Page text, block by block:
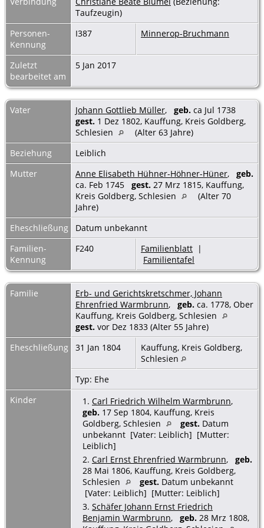
Taufzeugin)
Personen-
Kennung
I387 Minnerop-Bruchmann
Zuletzt
bearbeitet am
5 Jan 2017
Vater Johann Gottlieb Müller, geb. ca Jul 1738
gest. 1 Dez 1802, Kauffung, Kreis Goldberg,
Schlesien
(Alter 63 Jahre)
Beziehung
Leiblich
Mutter
Anne Elisabeth Hühner-Höhner-Hüner, geb.
ca. Feb 1745 gest. 27 Mrz 1815, Kauffung,
Kreis Goldberg, Schlesien
(Alter 70
Jahre)
Eheschließung
Datum unbekannt
Familien-
Kennung
F240 Familienblatt |
Familientafel
Familie
Erb- und Gerichtskretschmer, Johann
Ehrenfried Warmbrunn, geb. ca. 1778, Ober
Kauffung, Kreis Goldberg, Schlesien
gest. vor Dez 1833 (Alter 55 Jahre)
Eheschließung
31 Jan 1804
Kauffung, Kreis Goldberg,
Schlesien
Typ: Ehe
Kinder
1. Carl Friedrich Wilhelm Warmbrunn,
geb. 17 Sep 1804, Kauffung, Kreis
Goldberg, Schlesien
gest. Datum
unbekannt [Vater: Leiblich] [Mutter:
Leiblich]
2. Carl Ernst Ehrenfried Warmbrunn, geb.
28 Mai 1806, Kauffung, Kreis Goldberg,
Schlesien
gest. Datum unbekannt
[Vater: Leiblich] [Mutter: Leiblich]
3. Schäfer Johann Ernst Friedrich
Benjamin Warmbrunn, geb. 28 Mrz 1808,